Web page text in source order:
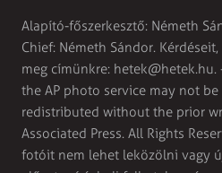
Alapító-főszerkesztő: Németh
Chief: Németh Sándor.
meg címünkre: hetek@hetek.hu.
the AP photo service may not
redistributed without the prior
Associated Press. All Rights
fotóit nem lehet leközölni vagy